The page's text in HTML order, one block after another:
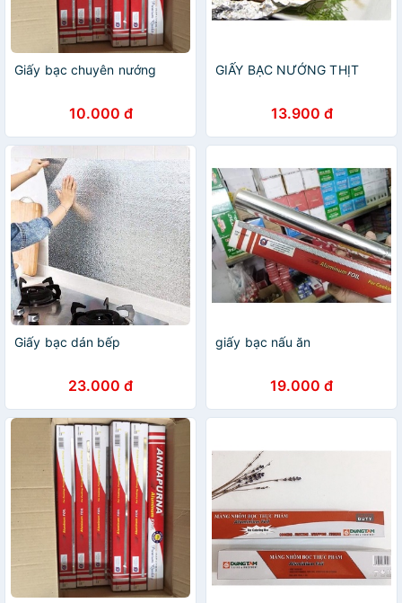
Giấy bạc chuyên nướng
10.000 đ
GIẤY BẠC NƯỚNG THỊT
13.900 đ
Giấy bạc dán bếp
23.000 đ
giấy bạc nấu ăn
19.000 đ